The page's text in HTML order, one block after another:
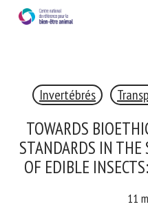
Transport,
TOWARDS
STANDARDS IN
METHODS OF
RECEVEZ